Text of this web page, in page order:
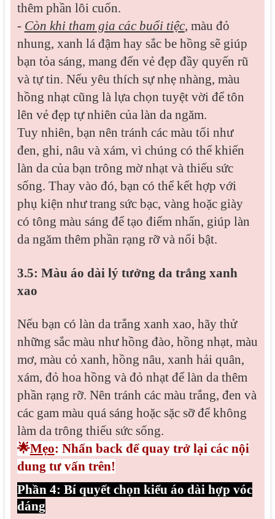
thêm phần lôi cuốn.
- Còn khi tham gia các buổi tiệc, màu đỏ
nhung, xanh lá đậm hay sắc be hồng sẽ giúp
bạn tỏa sáng, mang đến vẻ đẹp đầy quyến rũ
và tự tin. Nếu yêu thích sự nhẹ nhàng, màu
hồng nhạt cũng là lựa chọn tuyệt vời để tôn
lên vẻ đẹp tự nhiên của làn da ngăm.
Tuy nhiên, bạn nên tránh các màu tối như
đen, ghi, nâu và xám, vì chúng có thể khiến
làn da của bạn trông mờ nhạt và thiếu sức
sống. Thay vào đó, bạn có thể kết hợp với
phụ kiện như trang sức bạc, vàng hoặc giày
có tông màu sáng để tạo điểm nhấn, giúp làn
da ngăm thêm phần rạng rỡ và nổi bật.
3.5: Màu áo dài lý tưởng da trắng xanh
xao
Nếu bạn có làn da trắng xanh xao, hãy thử
những sắc màu như hồng đào, hồng nhạt, màu
mơ, màu cỏ xanh, hồng nâu, xanh hải quân,
xám, đỏ hoa hồng và đỏ nhạt để làn da thêm
phần rạng rỡ. Nên tránh các màu trắng, đen và
các gam màu quá sáng hoặc sặc sỡ để không
làm da trông thiếu sức sống.
🌟Mẹo: Nhấn back để quay trở lại các nội
dung tư vấn trên!
Phần 4: Bí quyết chọn kiểu áo dài hợp vóc
dáng